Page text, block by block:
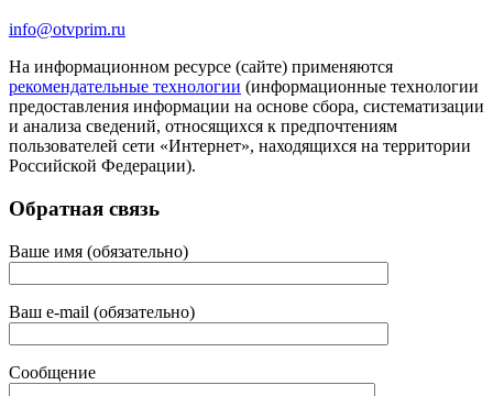
info@otvprim.ru
На информационном ресурсе (сайте) применяются
рекомендательные технологии (информационные технологии
предоставления информации на основе сбора, систематизации
и анализа сведений, относящихся к предпочтениям
пользователей сети «Интернет», находящихся на территории
Российской Федерации).
Обратная связь
Ваше имя (обязательно)
Ваш e-mail (обязательно)
Сообщение